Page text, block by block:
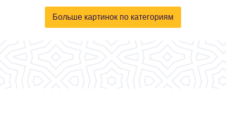
Больше картинок по категориям